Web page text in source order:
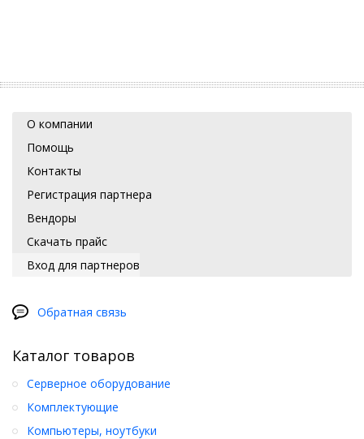
О компании
Помощь
Контакты
Регистрация партнера
Вендоры
Скачать прайс
Вход для партнеров
Обратная связь
Каталог товаров
Серверное оборудование
Комплектующие
Компьютеры, ноутбуки